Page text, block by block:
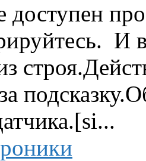
доступен
И